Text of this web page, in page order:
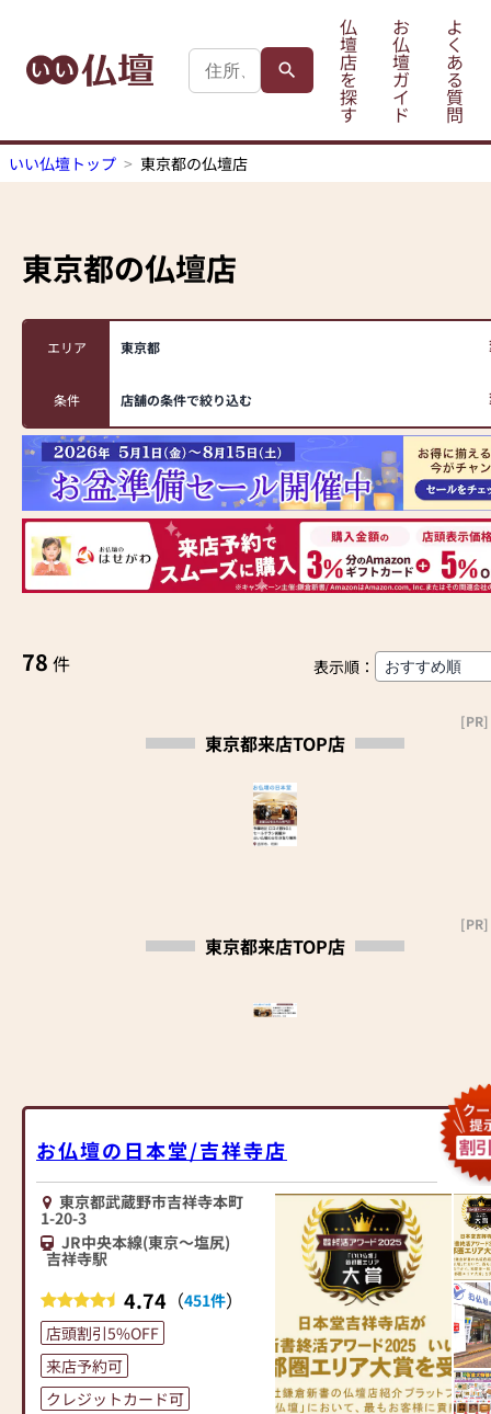
仏
壇
店
を
探
す
お
仏
壇
ガ
イ
ド
よ
く
あ
る
質
問
いい仏壇トップ 東京都の仏壇店
東京都の仏壇店
エリア 東京都
条件 店舗の条件で絞り込む
78 件 表示順：
東京都来店TOP店
[PR]
東京都来店TOP店
[PR]
お仏壇の日本堂/吉祥寺店
東京都武蔵野市吉祥寺本町
1-20-3
JR中央本線(東京～塩尻)
吉祥寺駅
4.74 （451件）
店頭割引5%OFF
来店予約可
クレジットカード可